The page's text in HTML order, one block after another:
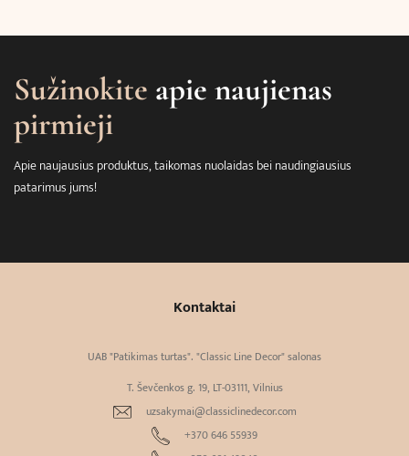
Sužinokite apie naujienas
pirmieji
Apie naujausius produktus, taikomas nuolaidas bei naudingiausius
patarimus jums!
Kontaktai
UAB "Patikimas turtas". "Classic Line Decor" salonas
T. Ševčenkos g. 19, LT-03111, Vilnius
uzsakymai@classiclinedecor.com
+370 646 55939